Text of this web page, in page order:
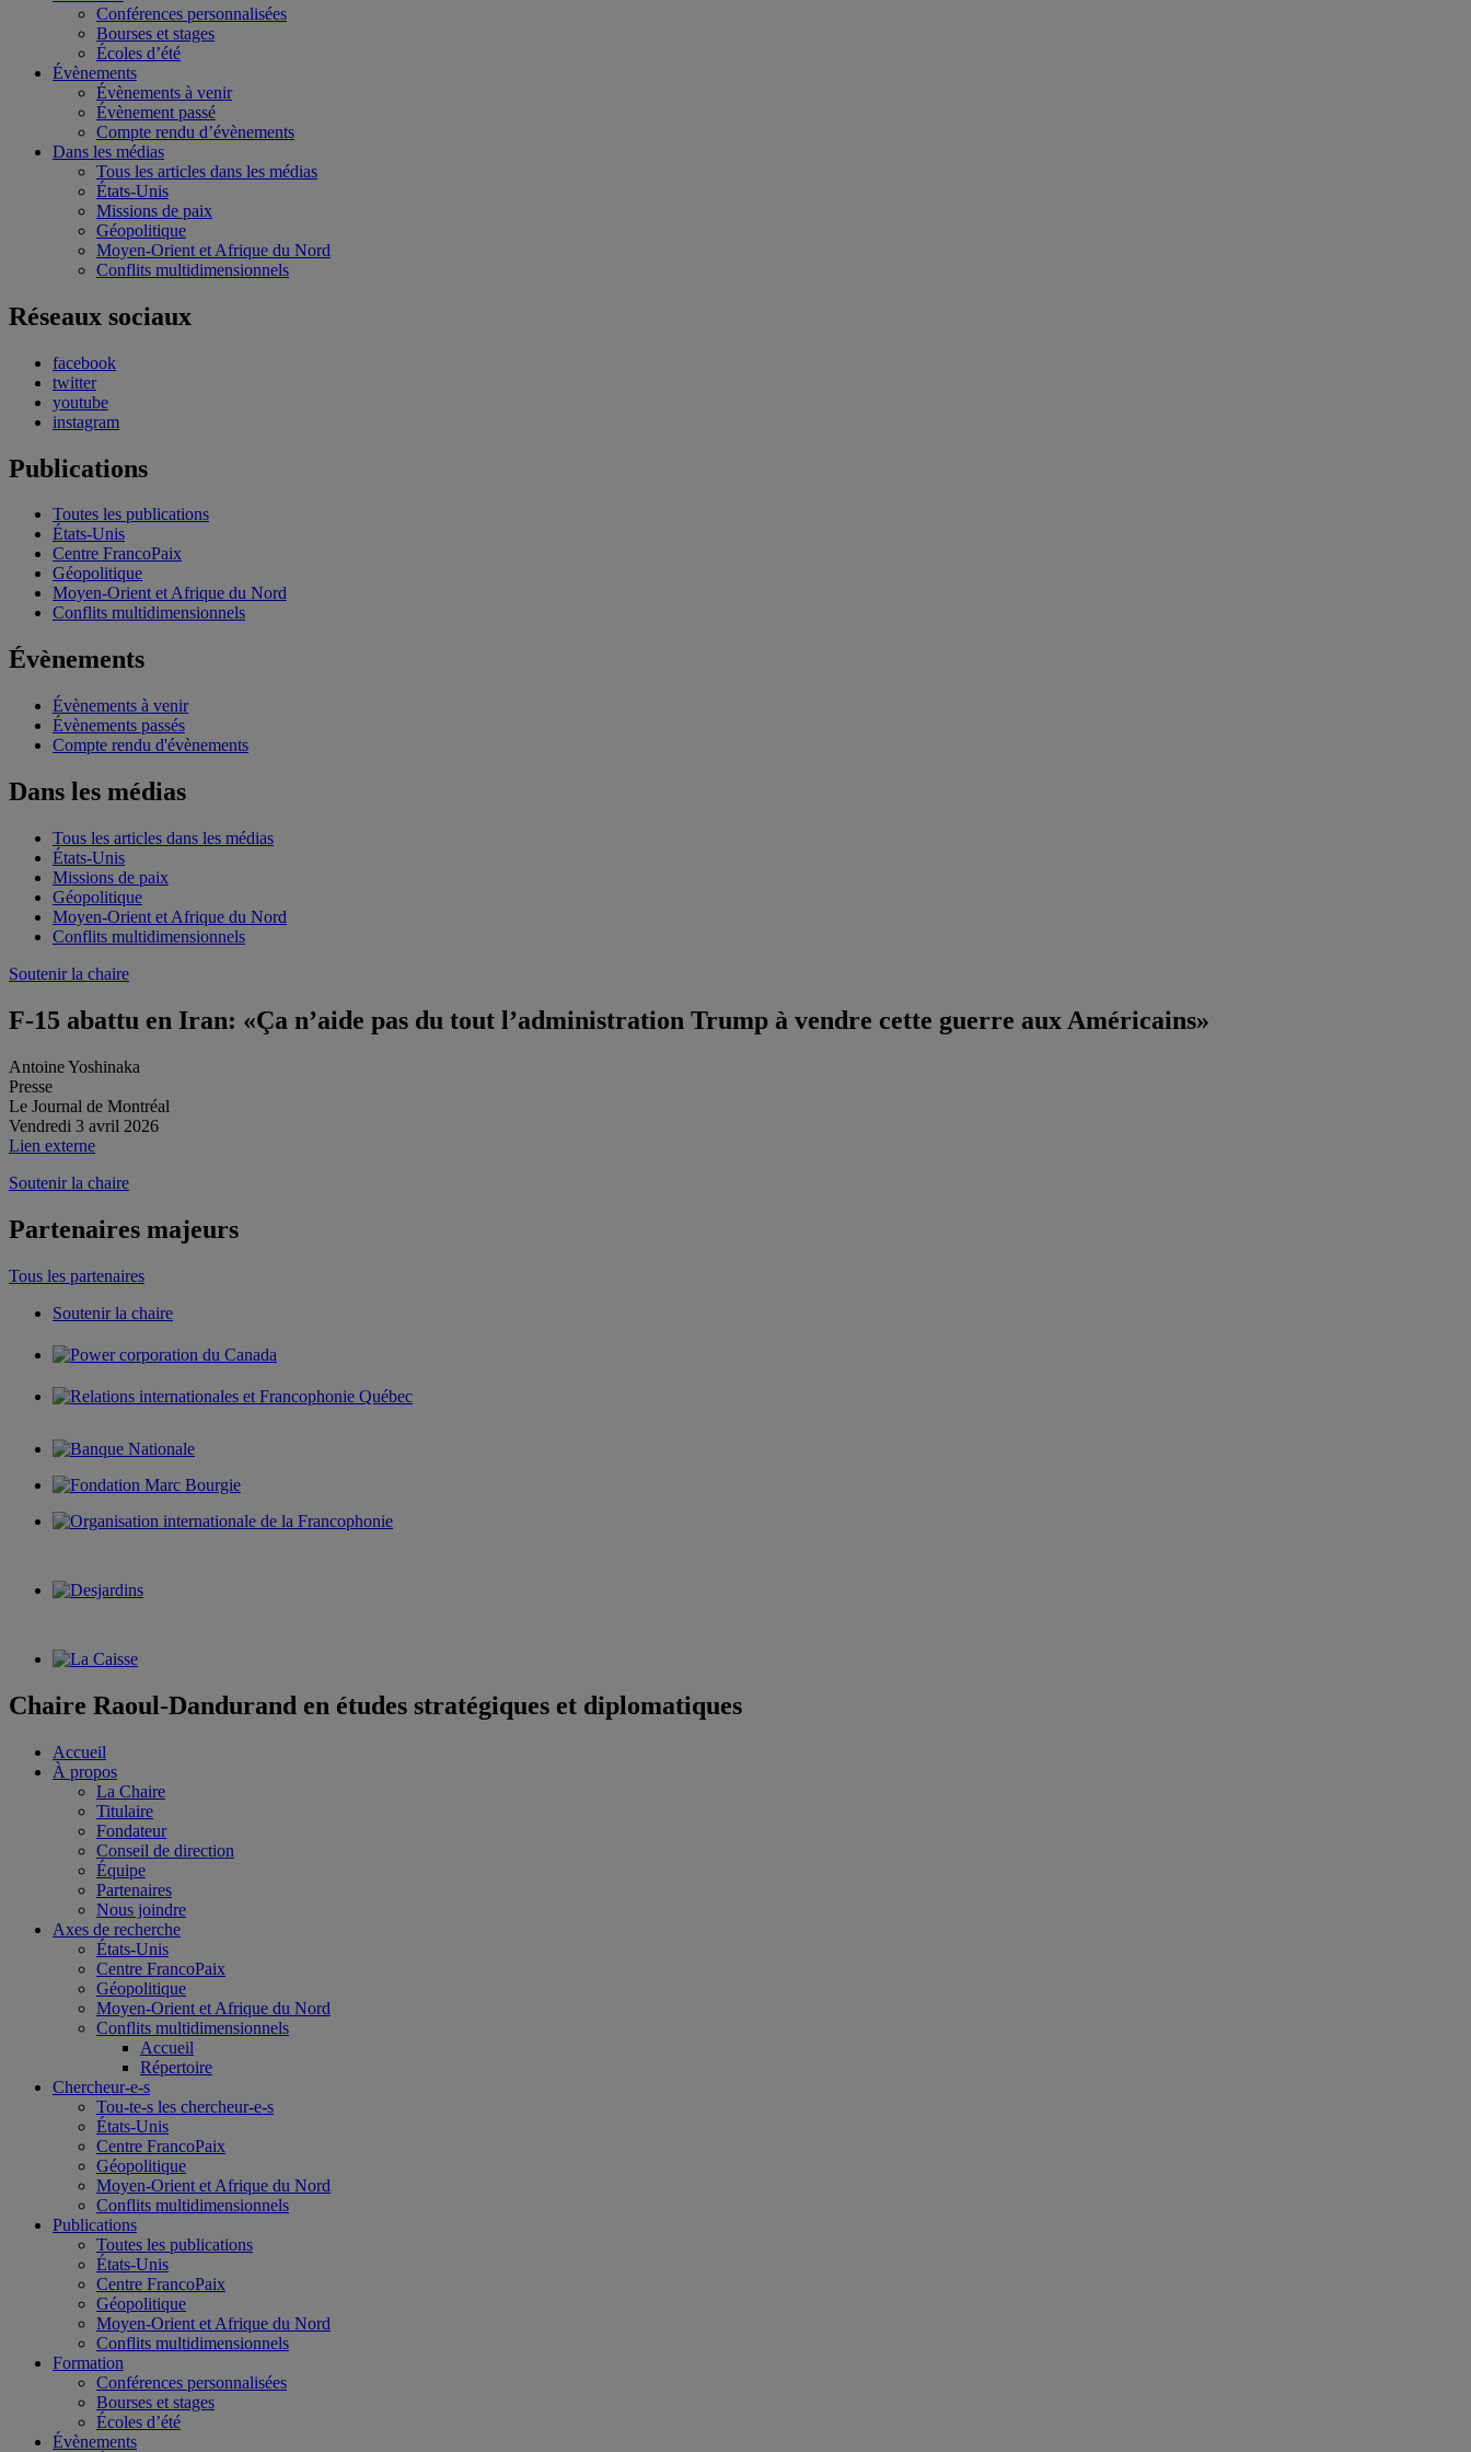
Conférences personnalisées
Bourses et stages
Écoles d’été
Évènements
Évènements à venir
Évènement passé
Compte rendu d’évènements
Dans les médias
Tous les articles dans les médias
États-Unis
Missions de paix
Géopolitique
Moyen-Orient et Afrique du Nord
Conflits multidimensionnels
Réseaux sociaux
facebook
twitter
youtube
instagram
Publications
Toutes les publications
États-Unis
Centre FrancoPaix
Géopolitique
Moyen-Orient et Afrique du Nord
Conflits multidimensionnels
Évènements
Évènements à venir
Évènements passés
Compte rendu d'évènements
Dans les médias
Tous les articles dans les médias
États-Unis
Missions de paix
Géopolitique
Moyen-Orient et Afrique du Nord
Conflits multidimensionnels
Soutenir la chaire
F-15 abattu en Iran: «Ça n’aide pas du tout l’administration Trump à vendre cette guerre aux Américains»
Antoine Yoshinaka
Presse
Le Journal de Montréal
Vendredi 3 avril 2026
Lien externe
Soutenir la chaire
Partenaires majeurs
Tous les partenaires
Soutenir la chaire
Chaire Raoul-Dandurand en études stratégiques et diplomatiques
Accueil
À propos
La Chaire
Titulaire
Fondateur
Conseil de direction
Équipe
Partenaires
Nous joindre
Axes de recherche
États-Unis
Centre FrancoPaix
Géopolitique
Moyen-Orient et Afrique du Nord
Conflits multidimensionnels
Accueil
Répertoire
Chercheur-e-s
Tou-te-s les chercheur-e-s
États-Unis
Centre FrancoPaix
Géopolitique
Moyen-Orient et Afrique du Nord
Conflits multidimensionnels
Publications
Toutes les publications
États-Unis
Centre FrancoPaix
Géopolitique
Moyen-Orient et Afrique du Nord
Conflits multidimensionnels
Formation
Conférences personnalisées
Bourses et stages
Écoles d’été
Évènements